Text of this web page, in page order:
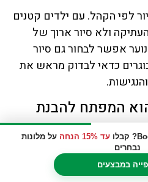
עד 15% הנחה
על מלונות
נבחרים
במבצעים
לפי הקהל. עם ילדים קטנים
ולא סיור ארוך של
אפשר לבחור גם סיור
כדאי לבדוק מראש את
המפתח להבנת
סיור חינם בעיר נאפולי (Naples) הוא הרבה יותר מפעילות
להכיר עיר מורכבת,